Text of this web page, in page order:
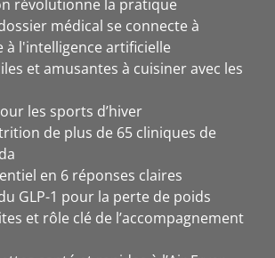
révolutionne la pratique
médical se connecte à
à l'intelligence artificielle
et amusantes à cuisiner avec les
les sports d’hiver
de plus de 65 cliniques de
en 6 réponses claires
GLP-1 pour la perte de poids
et rôle clé de l’accompagnement